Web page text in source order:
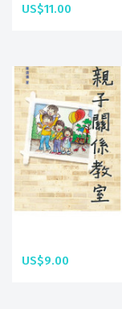
US$11.00
US$9.00